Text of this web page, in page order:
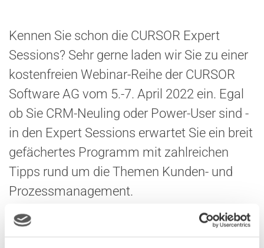
Kennen Sie schon die CURSOR Expert
Sessions? Sehr gerne laden wir Sie zu einer
kostenfreien Webinar-Reihe der CURSOR
Software AG vom 5.-7. April 2022 ein. Egal
ob Sie CRM-Neuling oder Power-User sind -
in den Expert Sessions erwartet Sie ein breit
gefächertes Programm mit zahlreichen
Tipps rund um die Themen Kunden- und
Prozessmanagement.
DIE EXPERT SESSIONS IM ÜBERBLICK: